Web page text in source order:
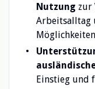
Nutzung zur
Arbeitsalltag
Einstieg und